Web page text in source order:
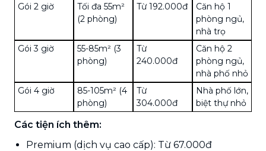
Gói 2 giờ
Tối đa 55m²
(2 phòng)
Từ 192.000đ
Căn hộ 1
phòng ngủ,
nhà trọ
Gói 3 giờ
55-85m² (3
phòng)
Từ
240.000đ
Căn hộ 2
phòng ngủ,
nhà phố nhỏ
Gói 4 giờ
85-105m² (4
phòng)
Từ
304.000đ
Nhà phố lớn,
biệt thự nhỏ
Các tiện ích thêm:
Premium (dịch vụ cao cấp): Từ 67.000đ